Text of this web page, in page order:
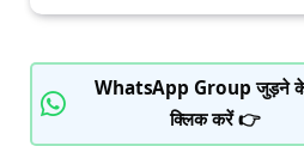
WhatsApp Group जुड़ने के
क्लिक करें 👉